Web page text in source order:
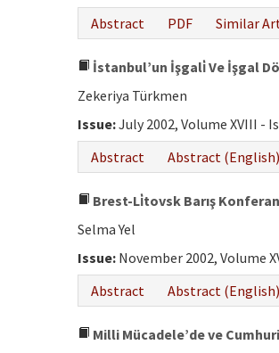
Abstract
PDF Similar
İstanbul’un İşgali̇ Ve İşgal
Zekeriya Türkmen
Issue:July 2002, Volume XVIII -
Abstract
Abstract (English)
Brest-Li̇tovsk Barış
Selma Yel
Issue: November 2002, Volume
Abstract
Abstract (English)
Milli Mücadele’de ve